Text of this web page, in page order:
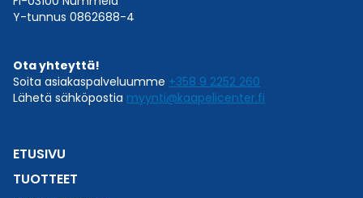
Y-tunnus 0862688-4
Ota yhteyttä!
Soita asiakaspalveluumme +358 9 2252 260
Lähetä sähköpostia myynti@kaapelicenter.fi
ETUSIVU
TUOTTEET